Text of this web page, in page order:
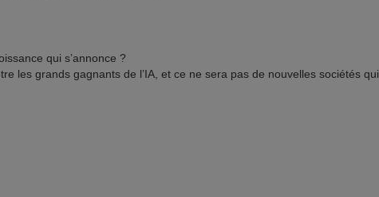
qui s’annonce ?
les grands gagnants de l’IA, et ce ne sera pas de nouvelles sociétés qui